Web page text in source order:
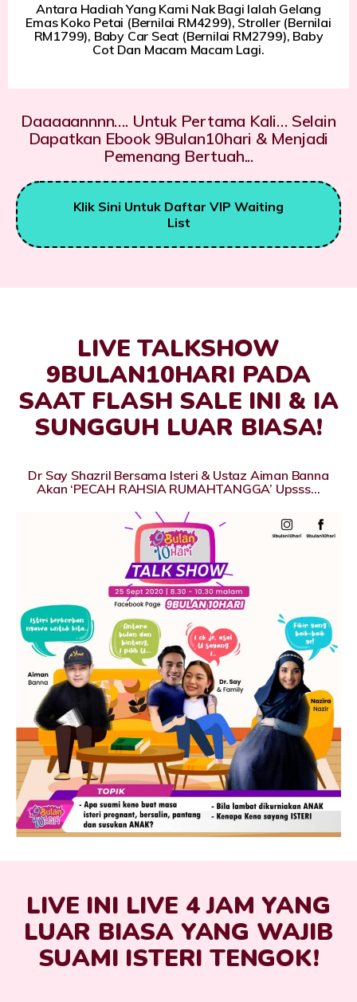
Antara Hadiah Yang Kami Nak Bagi Ialah Gelang
Emas Koko Petai (Bernilai RM4299), Stroller (Bernilai
RM1799), Baby Car Seat (Bernilai RM2799), Baby
Cot Dan Macam Macam Lagi.
Daaaaannnn…. Untuk Pertama Kali… Selain
Dapatkan Ebook 9Bulan10hari & Menjadi
Pemenang Bertuah...
Klik Sini Untuk Daftar VIP Waiting
List
LIVE TALKSHOW
9BULAN10HARI PADA
SAAT FLASH SALE INI & IA
SUNGGUH LUAR BIASA!
Dr Say Shazril Bersama Isteri & Ustaz Aiman Banna
Akan ‘PECAH RAHSIA RUMAHTANGGA’ Upsss…
LIVE INI LIVE 4 JAM YANG
LUAR BIASA YANG WAJIB
SUAMI ISTERI TENGOK!